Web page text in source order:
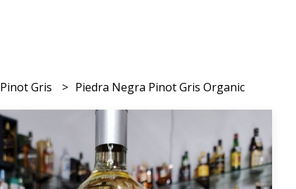
Pinot Gris Piedra Negra Pinot Gris Organic